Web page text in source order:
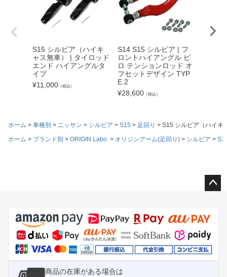
S15 シルビア（ハイキ
ャス無車） | タイロッド
エンド ハイアングルタ
イプ
¥11,000 （税込）
S14 S15 シルビア | フ
ロントハイアングル ピ
ロ テンションロッド オ
フセットデザイン TYP
E.2
¥28,600 （税込）
ホーム 車種別 ニッサン シルビア S15 足回り
S15 シルビア（ハイキ
ホーム
ブランド別 ORIGIN Labo. オリジンアーム(足回り) シルビア
ジト
ップ
へ
商品の在庫がある場合は